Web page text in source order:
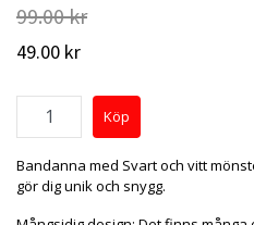
99.00 kr
49.00 kr
Bandanna med Svart och vitt
gör dig unik och snygg.